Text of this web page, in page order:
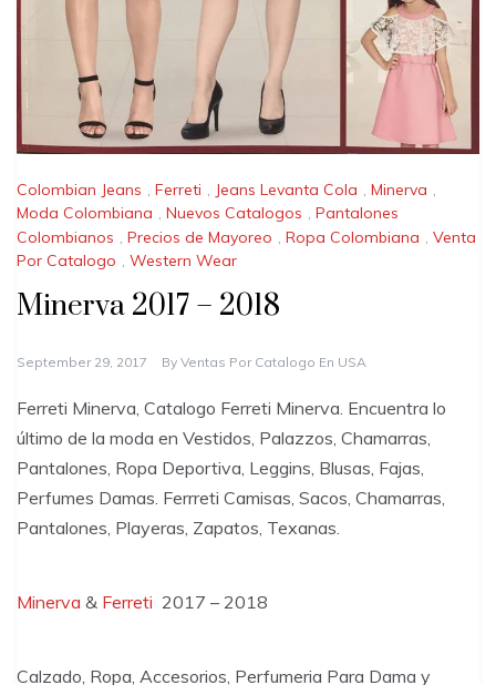
Colombian Jeans , Ferreti , Jeans Levanta Cola , Minerva ,
Moda Colombiana , Nuevos Catalogos , Pantalones
Colombianos , Precios de Mayoreo , Ropa Colombiana , Venta
Por Catalogo , Western Wear
Minerva 2017 – 2018
September 29, 2017 By Ventas Por Catalogo En USA
Ferreti Minerva, Catalogo Ferreti Minerva. Encuentra lo
último de la moda en Vestidos, Palazzos, Chamarras,
Pantalones, Ropa Deportiva, Leggins, Blusas, Fajas,
Perfumes Damas. Ferrreti Camisas, Sacos, Chamarras,
Pantalones, Playeras, Zapatos, Texanas.
Minerva & Ferreti 2017 – 2018
Calzado, Ropa, Accesorios, Perfumeria Para Dama y